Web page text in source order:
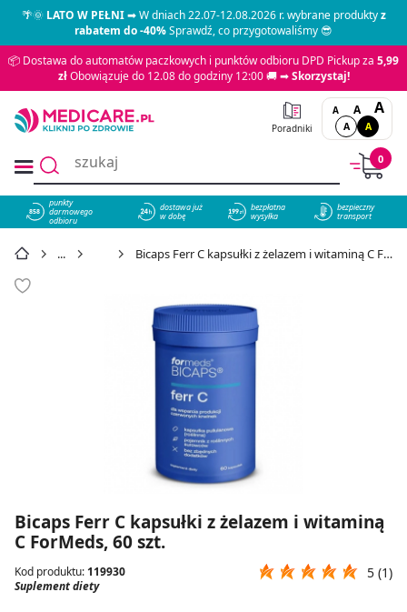
🌴🌞LATO W PEŁNI➡ W dniach 22.07-12.08.2026 r. wybrane produktyz
rabatem do -40%Sprawdź, co przygotowaliśmy 😎
📦 Dostawa do automatów paczkowych i punktów odbioru DPD Pickup za 5,99
złObowiązuje do 12.08 do godziny 12:00 🚚 ➡Skorzystaj!
Poradniki
A A A
A A
0
858
punkty
darmowego
odbioru
dostawa już
w dobę
bezpłatna
wysyłka
bezpieczny
transport
Żelazo Bicaps Ferr C kapsułki z żelazem i witaminą C ForMeds, 60 szt. - cena 37,49 zł
Bicaps Ferr C kapsułki z żelazem i witaminą
C ForMeds, 60 szt.
Kod produktu: 119930
Suplement diety
5 (1)